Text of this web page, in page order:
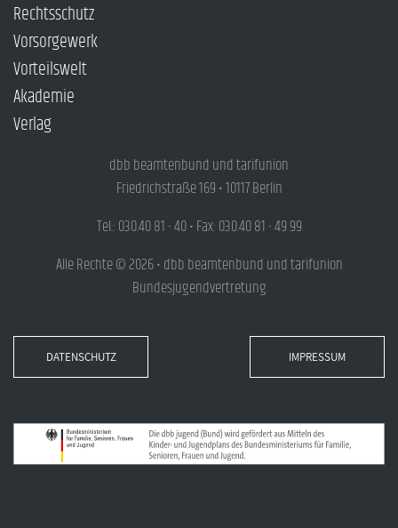
Rechtsschutz
Vorsorgewerk
Vorteilswelt
Akademie
Verlag
dbb beamtenbund und tarifunion
Friedrichstraße 169 • 10117 Berlin
Tel.: 030.40 81 - 40 • Fax: 030.40 81 - 49 99
Alle Rechte © 2026 • dbb beamtenbund und tarifunion
Bundesjugendvertretung
DATENSCHUTZ IMPRESSUM